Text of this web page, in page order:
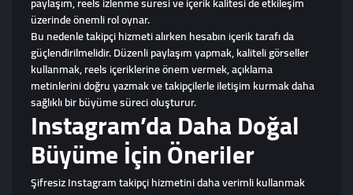
üzerinde önemli rol oynar.
Bu nedenle takipçi hizmeti alırken hesabın içerik tarafı da
güçlendirilmelidir. Düzenli paylaşım yapmak, kaliteli görseller
kullanmak, reels içeriklerine önem vermek, açıklama
metinlerini doğru yazmak ve takipçilerle iletişim kurmak daha
sağlıklı bir büyüme süreci oluşturur.
Instagram’da Daha Doğal
Büyüme İçin Öneriler
Şifresiz Instagram takipçi hizmetini daha verimli kullanmak